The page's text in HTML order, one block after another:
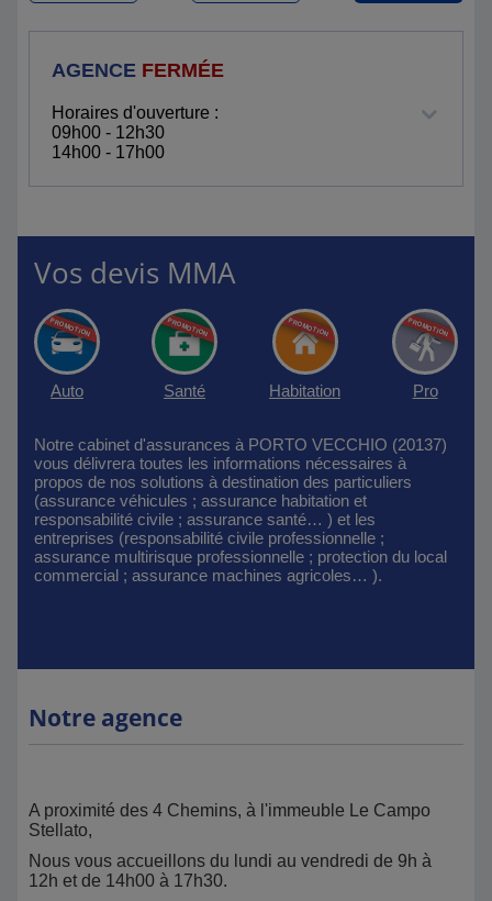
AGENCE FERMÉE
Horaires d'ouverture :
09h00 - 12h30
14h00 - 17h00
Vos devis MMA
Auto Santé Habitation Pro
Notre cabinet d'assurances à PORTO VECCHIO (20137)
vous délivrera toutes les informations nécessaires à
propos de nos solutions à destination des particuliers
(assurance véhicules ; assurance habitation et
responsabilité civile ; assurance santé… ) et les
entreprises (responsabilité civile professionnelle ;
assurance multirisque professionnelle ; protection du local
commercial ; assurance machines agricoles… ).
Notre agence
A proximité des 4 Chemins, à l'immeuble Le Campo
Stellato,
Nous vous accueillons du lundi au vendredi de 9h à
12h et de 14h00 à 17h30.